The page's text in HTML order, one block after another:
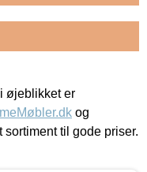
øjeblikket er
og
sortiment til gode priser.